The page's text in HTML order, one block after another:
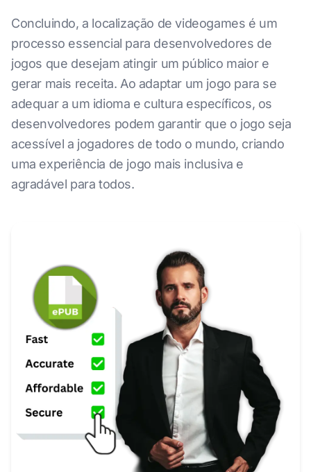
Concluindo, a localização de videogames é um
processo essencial para desenvolvedores de
jogos que desejam atingir um público maior e
gerar mais receita. Ao adaptar um jogo para se
adequar a um idioma e cultura específicos, os
desenvolvedores podem garantir que o jogo seja
acessível a jogadores de todo o mundo, criando
uma experiência de jogo mais inclusiva e
agradável para todos.